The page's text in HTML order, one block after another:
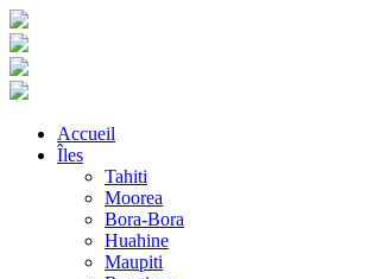
Accueil
Îles
Tahiti
Moorea
Bora-Bora
Huahine
Maupiti